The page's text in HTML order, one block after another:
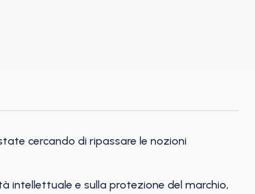
cercando di ripassare le nozioni
intellettuale e sulla protezione del marchio,